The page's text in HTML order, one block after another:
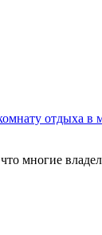
отдыха в
многие